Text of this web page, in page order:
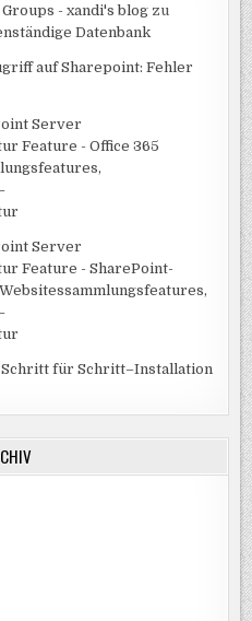
- xandi's blog zu
Datenbank
auf Sharepoint: Fehler
Server
Feature - Office 365
Server
Feature - SharePoint-
Websitessammlungsfeatures,
Schritt für Schritt–Installation